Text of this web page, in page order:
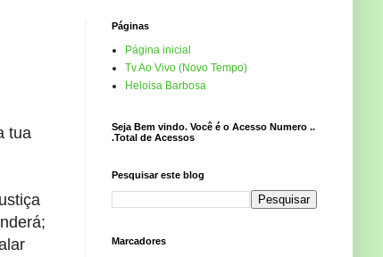
tua
Páginas
Página inicial
Tv Ao Vivo (Novo Tempo)
Heloisa Barbosa
Seja Bem vindo. Você é o Acesso Numero ..
.Total de Acessos
Pesquisar este blog
Marcadores